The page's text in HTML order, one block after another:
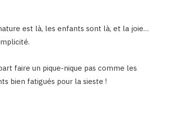
est là, les enfants sont là, et la joie…
faire un pique-nique pas comme les
bien fatigués pour la sieste !